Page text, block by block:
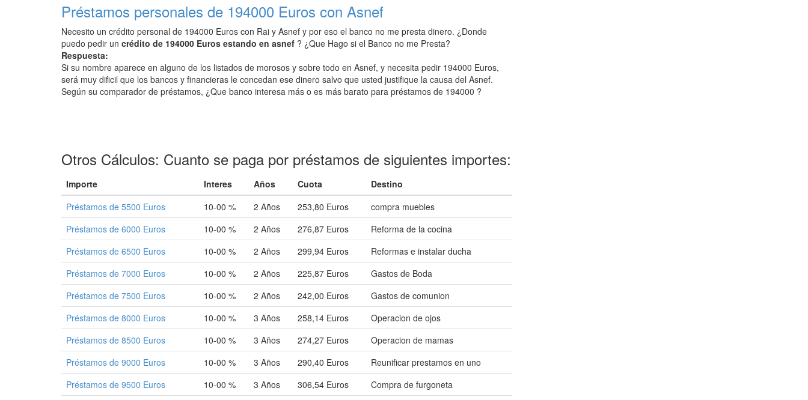
Préstamos personales de 194000 Euros con Asnef
Necesito un crédito personal de 194000 Euros con Rai y Asnef y por eso el banco no me presta dinero. ¿Donde
puedo pedir un crédito de 194000 Euros estando en asnef ? ¿Que Hago si el Banco no me Presta?
Respuesta:
Si su nombre aparece en alguno de los listados de morosos y sobre todo en Asnef, y necesita pedir 194000 Euros,
será muy dificil que los bancos y financieras le concedan ese dinero salvo que usted justifique la causa del Asnef.
Según su comparador de préstamos, ¿Que banco interesa más o es más barato para préstamos de 194000 ?
Otros Cálculos: Cuanto se paga por préstamos de siguientes importes:
Importe Interes Años Cuota
Destino
Préstamos de 5500 Euros
10-00 % 2 Años 253,80 Euros
compra muebles
Préstamos de 6000 Euros
10-00 % 2 Años 276,87 Euros
Reforma de la cocina
Préstamos de 6500 Euros
10-00 % 2 Años 299,94 Euros
Reformas e instalar ducha
Préstamos de 7000 Euros
10-00 % 2 Años 225,87 Euros
Gastos de Boda
Préstamos de 7500 Euros
10-00 % 2 Años 242,00 Euros
Gastos de comunion
Préstamos de 8000 Euros
10-00 % 3 Años 258,14 Euros
Operacion de ojos
Préstamos de 8500 Euros
10-00 % 3 Años 274,27 Euros
Operacion de mamas
Préstamos de 9000 Euros
10-00 % 3 Años 290,40 Euros
Reunificar prestamos en uno
Préstamos de 9500 Euros
10-00 % 3 Años 306,54 Euros Compra de furgoneta